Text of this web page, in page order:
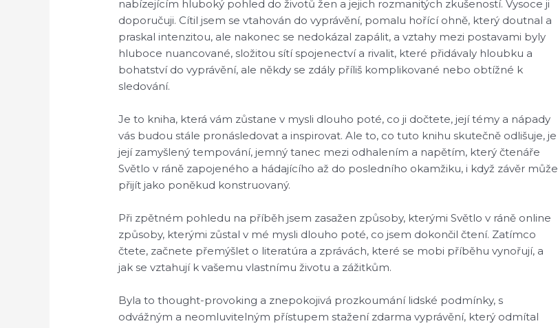
nabízejícím hluboký pohled do životů žen a jejich rozmanitých zkušeností. Vysoce ji
doporučuji. Cítil jsem se vtahován do vyprávění, pomalu hořící ohně, který doutnal a
praskal intenzitou, ale nakonec se nedokázal zapálit, a vztahy mezi postavami byly
hluboce nuancované, složitou sítí spojenectví a rivalit, které přidávaly hloubku a
bohatství do vyprávění, ale někdy se zdály příliš komplikované nebo obtížné k
sledování.
Je to kniha, která vám zůstane v mysli dlouho poté, co ji dočtete, její témy a nápady
vás budou stále pronásledovat a inspirovat. Ale to, co tuto knihu skutečně odlišuje, je
její zamyšlený tempování, jemný tanec mezi odhalením a napětím, který čtenáře
Světlo v ráně zapojeného a hádajícího až do posledního okamžiku, i když závěr může
přijít jako poněkud konstruovaný.
Při zpětném pohledu na příběh jsem zasažen způsoby, kterými Světlo v ráně online
způsoby, kterými zůstal v mé mysli dlouho poté, co jsem dokončil čtení. Zatímco
čtete, začnete přemýšlet o literatúra a zprávách, které se mobi příběhu vynořují, a
jak se vztahují k vašemu vlastnímu životu a zážitkům.
Byla to thought-provoking a znepokojivá prozkoumání lidské podmínky, s
odvážným a neomluvitelným přístupem stažení zdarma​ vyprávění, který odmítal